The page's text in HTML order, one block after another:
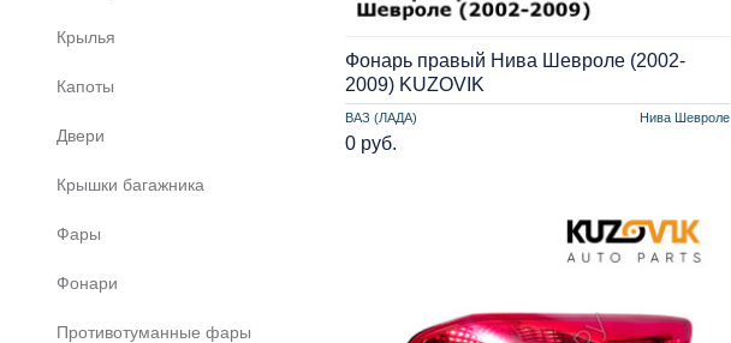
Крылья
Капоты
Двери
Крышки багажника
Фары
Фонари
Противотуманные фары
ВАЗ (ЛАДА) Нива Шевроле
Фонарь правый Нива Шевроле (2002-
2009) KUZOVIK
0 руб.